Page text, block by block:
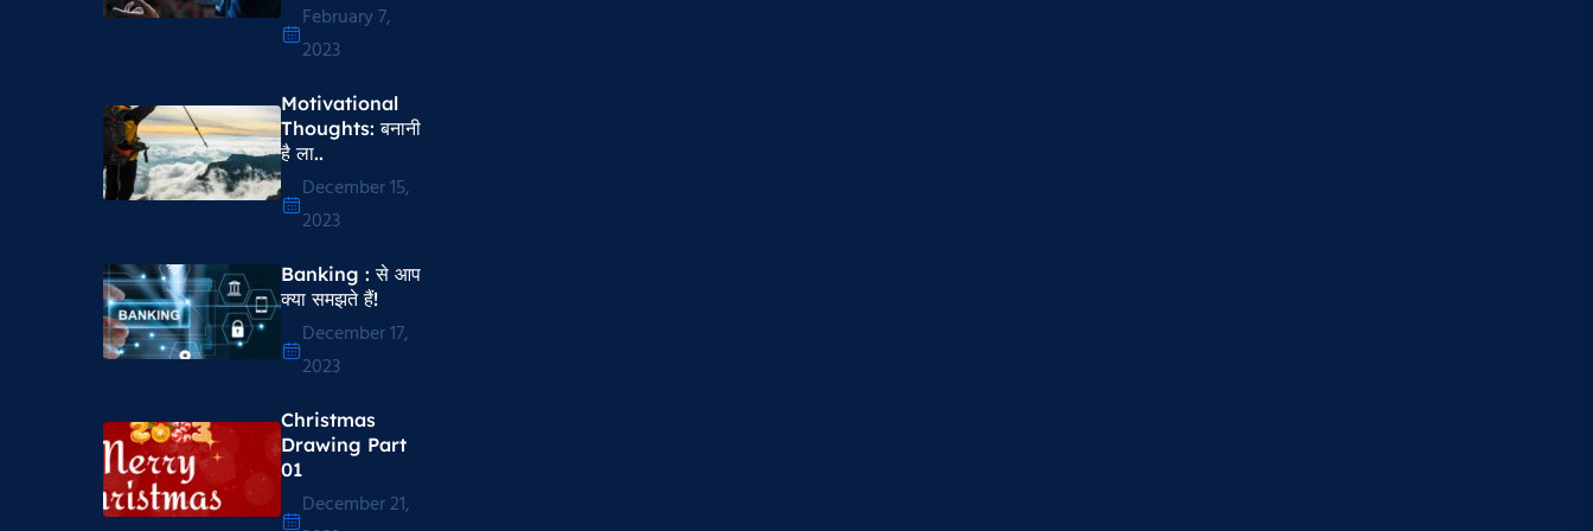
February 7,
2023
Motivational
Thoughts​: बनानी
है ला..
December 15,
2023
Banking : से आप
क्या समझते हैं!
December 17,
2023
Christmas
Drawing Part
01
December 21,